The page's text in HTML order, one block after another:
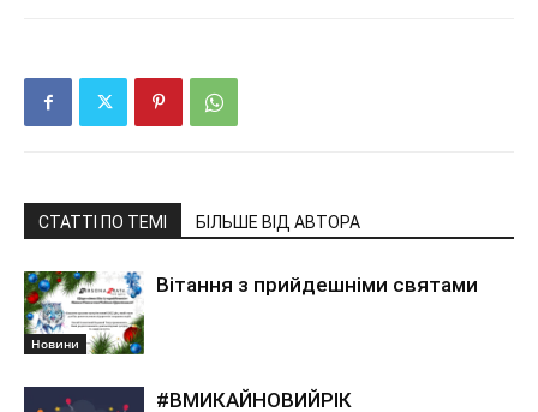
СТАТТІ ПО ТЕМІ БІЛЬШЕ ВІД АВТОРА
Новини
Вітання з прийдешніми святами
#ВМИКАЙНОВИЙРІК